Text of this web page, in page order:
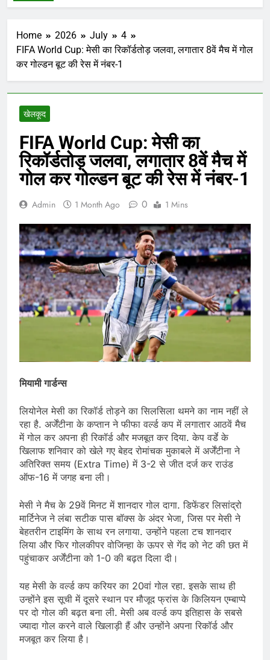
Home 2026 July
4
FIFA World Cup: मेसी का रिकॉर्डतोड़ जलवा, लगातार 8वें मैच में गोल
कर गोल्डन बूट की रेस में नंबर-1
खेलकूद
FIFA World Cup: मेसी का
रिकॉर्डतोड़ जलवा, लगातार 8वें मैच में
गोल कर गोल्डन बूट की रेस में नंबर-1
Admin 1 Month Ago 0 1 Mins
म‍ियामी गार्डन्स
लियोनेल मेसी का रिकॉर्ड तोड़ने का सिलसिला थमने का नाम नहीं ले
रहा है. अर्जेंटीना के कप्तान ने फीफा वर्ल्ड कप में लगातार आठवें मैच
में गोल कर अपना ही रिकॉर्ड और मजबूत कर दिया. केप वर्डे के
खिलाफ शन‍िवार को खेले गए बेहद रोमांचक मुकाबले में अर्जेंटीना ने
अतिरिक्त समय (Extra Time) में 3-2 से जीत दर्ज कर राउंड
ऑफ-16 में जगह बना ली।
मेसी ने मैच के 29वें मिनट में शानदार गोल दागा. डिफेंडर लिसांद्रो
मार्टिनेज ने लंबा सटीक पास बॉक्स के अंदर भेजा, जिस पर मेसी ने
बेहतरीन टाइमिंग के साथ रन लगाया. उन्होंने पहला टच शानदार
लिया और फिर गोलकीपर वोजिन्हा के ऊपर से गेंद को नेट की छत में
पहुंचाकर अर्जेंटीना को 1-0 की बढ़त दिला दी।
यह मेसी के वर्ल्ड कप करियर का 20वां गोल रहा. इसके साथ ही
उन्होंने इस सूची में दूसरे स्थान पर मौजूद फ्रांस के किलियन एम्बाप्पे
पर दो गोल की बढ़त बना ली. मेसी अब वर्ल्ड कप इतिहास के सबसे
ज्यादा गोल करने वाले खिलाड़ी हैं और उन्होंने अपना रिकॉर्ड और
मजबूत कर लिया है।